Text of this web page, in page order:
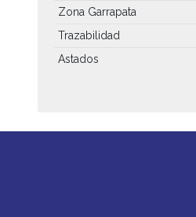
Zona Garrapata
Trazabilidad
Astados